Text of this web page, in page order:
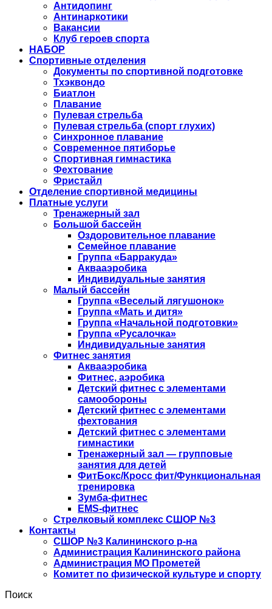
Антидопинг
Антинаркотики
Вакансии
Клуб героев спорта
НАБОР
Спортивные отделения
Документы по спортивной подготовке
Тхэквондо
Биатлон
Плавание
Пулевая стрельба
Пулевая стрельба (спорт глухих)
Синхронное плавание
Современное пятиборье
Спортивная гимнастика
Фехтование
Фристайл
Отделение спортивной медицины
Платные услуги
Тренажерный зал
Большой бассейн
Оздоровительное плавание
Семейное плавание
Группа «Барракуда»
Аквааэробика
Индивидуальные занятия
Малый бассейн
Группа «Веселый лягушонок»
Группа «Мать и дитя»
Группа «Начальной подготовки»
Группа «Русалочка»
Индивидуальные занятия
Фитнес занятия
Аквааэробика
Фитнес, аэробика
Детский фитнес с элементами
самообороны
Детский фитнес с элементами
фехтования
Детский фитнес с элементами
гимнастики
Тренажерный зал — групповые
занятия для детей
ФитБокс/Кросс фит/Функциональная
тренировка
Зумба-фитнес
EMS-фитнес
Стрелковый комплекс СШОР №3
Контакты
СШОР №3 Калининского р-на
Администрация Калининского района
Администрация МО Прометей
Комитет по физической культуре и спорту
Поиск